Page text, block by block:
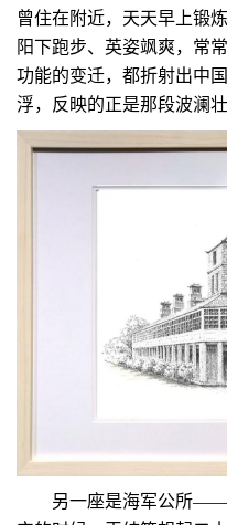
曾住在附近，天天早上锻
阳下跑步、英姿飒爽，常
功能的变迁，都折射出中
浮，反映的正是那段波澜
另一座是海军公所——